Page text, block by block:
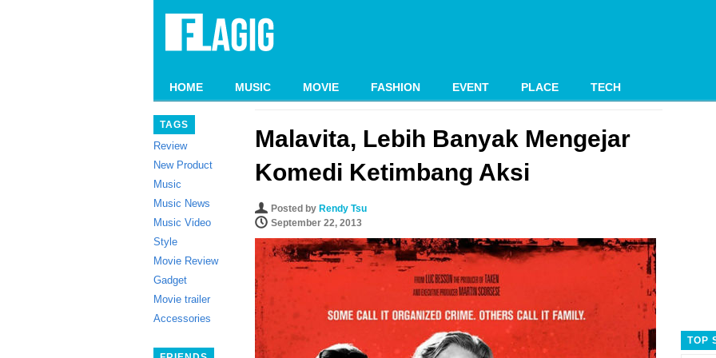
HOME MUSIC MOVIE FASHION EVENT PLACE TECH
TAGS
Review
New Product
Music
Music News
Music Video
Style
Movie Review
Gadget
Movie trailer
Accessories
Malavita, Lebih Banyak Mengejar
Komedi Ketimbang Aksi
Posted by Rendy Tsu
September 22, 2013
TOP